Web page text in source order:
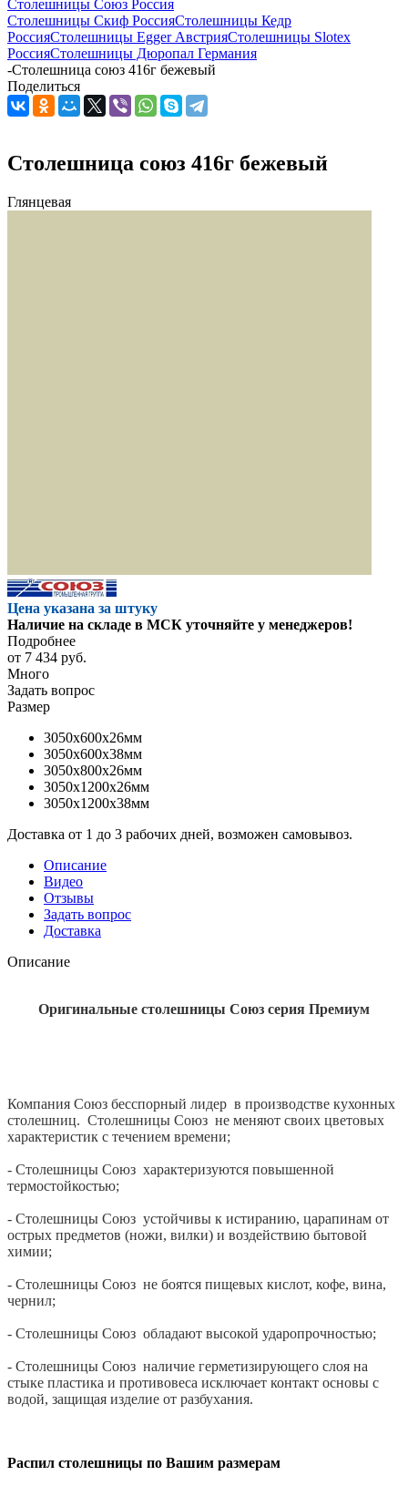
Столешницы Союз Россия
Столешницы Скиф РоссияСтолешницы Кедр
РоссияСтолешницы Egger АвстрияСтолешницы Slotex
РоссияСтолешницы Дюропал Германия
-Столешница союз 416г бежевый
Поделиться
Столешница союз 416г бежевый
Глянцевая
Цена указана за штуку
Наличие на складе в МСК уточняйте у менеджеров!
Подробнее
от 7 434 руб.
Много
Задать вопрос
Размер
3050x600x26мм
3050x600x38мм
3050x800x26мм
3050x1200x26мм
3050x1200x38мм
Доставка от 1 до 3 рабочих дней, возможен самовывоз.
Описание
Видео
Отзывы
Задать вопрос
Доставка
Описание
Оригинальные столешницы Союз серия Премиум
Компания Союз бесспорный лидер в производстве кухонных
столешниц. Столешницы Союз не меняют своих цветовых
характеристик с течением времени;
- Столешницы Союз характеризуются повышенной
термостойкостью;
- Столешницы Союз устойчивы к истиранию, царапинам от
острых предметов (ножи, вилки) и воздействию бытовой
химии;
- Столешницы Союз не боятся пищевых кислот, кофе, вина,
чернил;
- Столешницы Союз обладают высокой ударопрочностью;
- Столешницы Союз наличие герметизирующего слоя на
стыке пластика и противовеса исключает контакт основы с
водой, защищая изделие от разбухания.
Распил столешницы по Вашим размерам